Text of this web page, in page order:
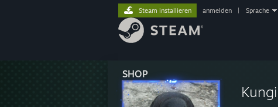
SHOP
Steam installieren anmelden Sprache
Kungi